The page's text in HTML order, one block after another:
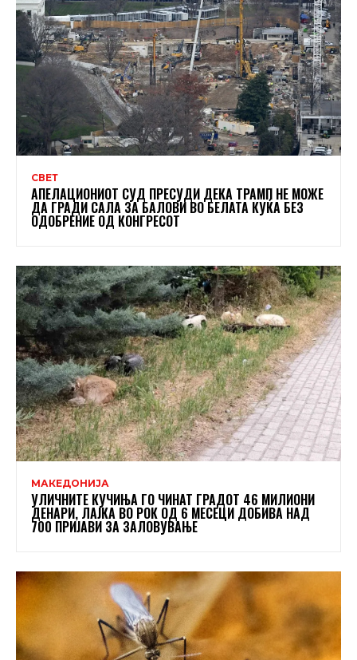
СВЕТ
АПЕЛАЦИОНИОТ СУД ПРЕСУДИ ДЕКА ТРАМП НЕ МОЖЕ
ДА ГРАДИ САЛА ЗА БАЛОВИ ВО БЕЛАТА КУЌА БЕЗ
ОДОБРЕНИЕ ОД КОНГРЕСОТ
МАКЕДОНИЈА
УЛИЧНИТЕ КУЧИЊА ГО ЧИНАТ ГРАДОТ 46 МИЛИОНИ
ДЕНАРИ, ЛАЈКА ВО РОК ОД 6 МЕСЕЦИ ДОБИВА НАД
700 ПРИЈАВИ ЗА ЗАЛОВУВАЊЕ